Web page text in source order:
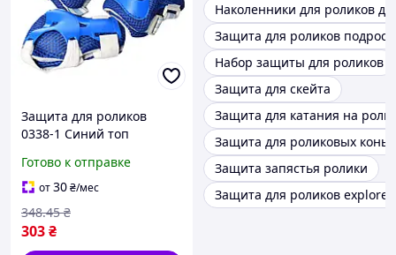
Защита для роликов
0338-1 Синий топ
Готово к отправке
от30₴/мес
303₴
348.45 ₴
Наколенники для роликов
Защита для роликов
Набор защиты для роликов
Защита для скейта
Защита для катания на
Защита для роликовых
Защита запястья ролики
Защита для роликов explore